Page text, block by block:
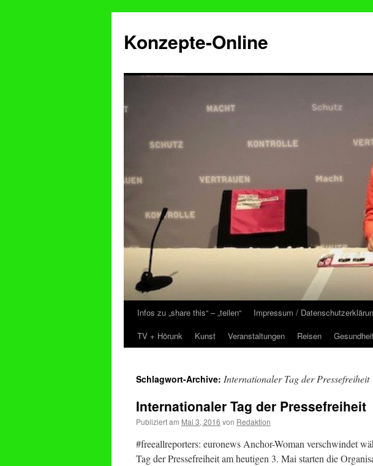
Konzepte-Online
Zum
Inhalt
Infos zu „share this“ – „teilen“ Impressum /
TV + Hörunk
Kunst Veranstaltungen Reisen
Schlagwort-Archive: Internationaler Tag der Pressefreiheit
Internationaler Tag der Pressefreiheit
Publiziert am Mai 3, 2016 von Redaktion
#freeallreporters: euronews Anchor-Woman verschwindet
Tag der Pressefreiheit am heutigen 3. Mai starten die